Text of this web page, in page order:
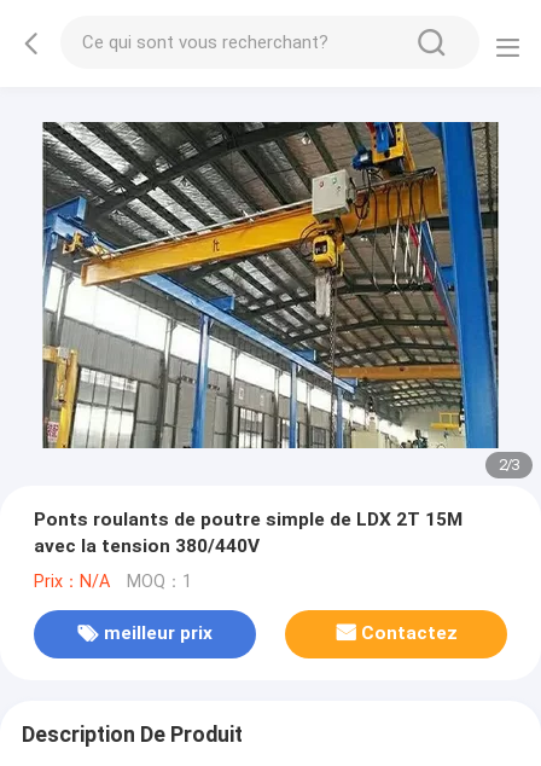
2/3
Ponts roulants de poutre simple de LDX 2T 15M
avec la tension 380/440V
Prix：N/A MOQ：1
meilleur prix Contactez
Description De Produit